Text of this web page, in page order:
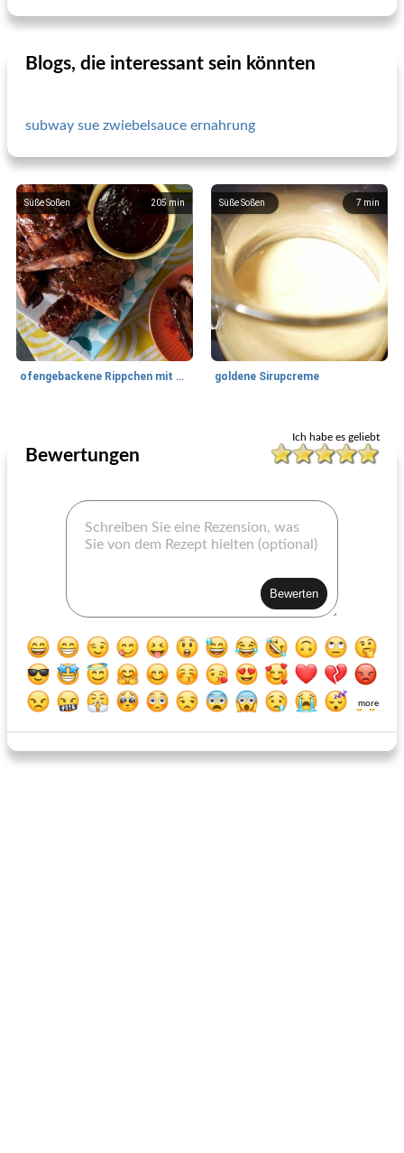
Blogs, die interessant sein könnten
subway sue zwiebelsauce ernahrung
205 min
Süße Soßen
ofengebackene Rippchen mit Kreuzkümmelduft und süß-würziger Bbq-Sauce
7 min
Süße Soßen
goldene Sirupcreme
Kirschdijon-glasierter Schinken
Ich habe es geliebt
Bewertungen
more